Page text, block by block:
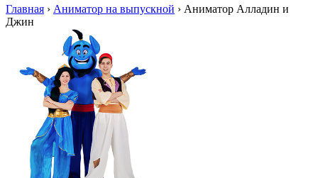
Главная › Аниматор на выпускной › Аниматор Алладин и
Джин